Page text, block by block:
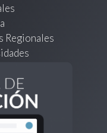
Regionales